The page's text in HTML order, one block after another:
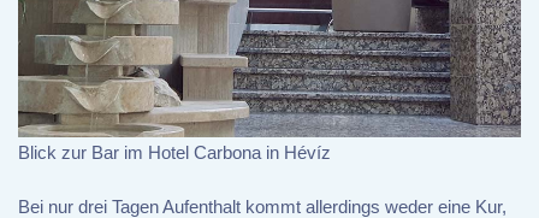
Blick zur Bar im Hotel Carbona in Hévíz
Bei nur drei Tagen Aufenthalt kommt allerdings weder eine Kur,